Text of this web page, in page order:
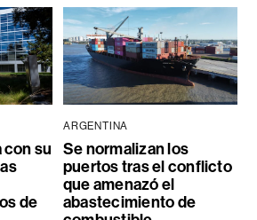
su
de
ARGENTINA
Se normalizan los
puertos tras el conflicto
que amenazó el
abastecimiento de